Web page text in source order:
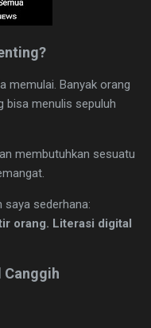
memulai. Banyak orang
bisa menulis sepuluh
membutuhkan sesuatu
sederhana:
orang. Literasi digital